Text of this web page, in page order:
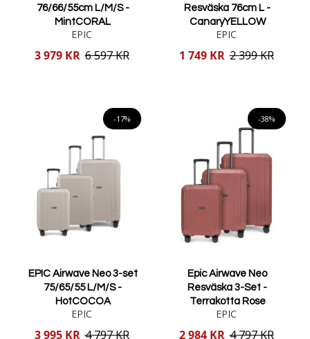
76/66/55cm L/M/S -
MintCORAL
EPIC
Reducerat
3 979 KR 6 597 KR
Resväska 76cm L -
CanaryYELLOW
EPIC
Reducerat
1 749 KR 2 399 KR
-17%
EPIC Airwave Neo 3-set
75/65/55 L/M/S -
HotCOCOA
EPIC
Reducerat
3 995 KR 4 797 KR
-38%
Epic Airwave Neo
Resväska 3-Set -
Terrakotta Rose
EPIC
Reducerat
2 984 KR 4 797 KR